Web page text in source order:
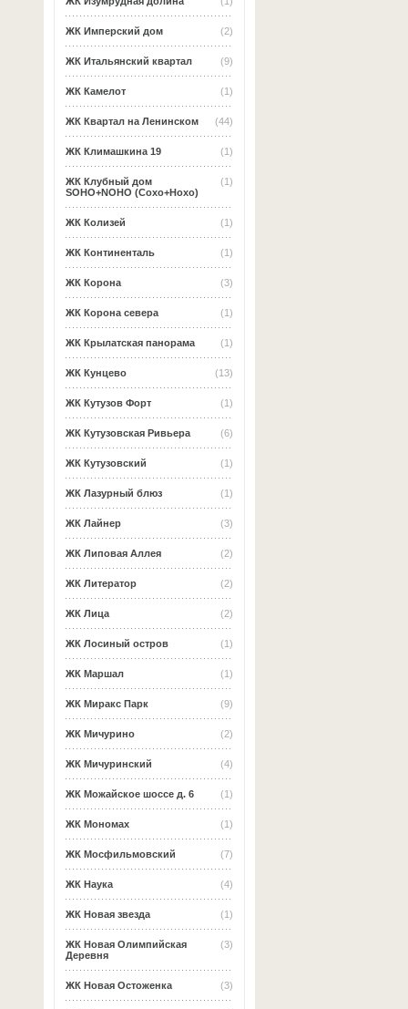
(2)
ЖК Имперский дом
(9)
ЖК Итальянский квартал
(1)
ЖК Камелот
(44)
ЖК Квартал на Ленинском
(1)
ЖК Климашкина 19
(1)
ЖК Клубный дом
SOHO+NOHO (Сохо+Нохо)
(1)
ЖК Колизей
(1)
ЖК Континенталь
(3)
ЖК Корона
(1)
ЖК Корона севера
(1)
ЖК Крылатская панорама
(13)
ЖК Кунцево
(1)
ЖК Кутузов Форт
(6)
ЖК Кутузовская Ривьера
(1)
ЖК Кутузовский
(1)
ЖК Лазурный блюз
(3)
ЖК Лайнер
(2)
ЖК Липовая Аллея
(2)
ЖК Литератор
(2)
ЖК Лица
(1)
ЖК Лосиный остров
(1)
ЖК Маршал
(9)
ЖК Миракс Парк
(2)
ЖК Мичурино
(4)
ЖК Мичуринский
(1)
ЖК Можайское шоссе д. 6
(1)
ЖК Мономах
(7)
ЖК Мосфильмовский
(4)
ЖК Наука
(1)
ЖК Новая звезда
(3)
ЖК Новая Олимпийская
Деревня
(3)
ЖК Новая Остоженка